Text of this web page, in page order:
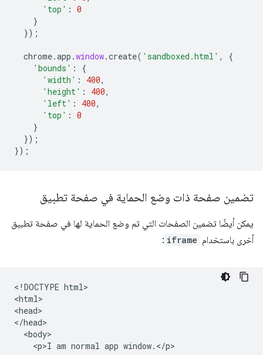
'top' : 0
}
});
chrome.app .window.create( 'sandboxed.html' ,
{
'bounds' :
{
'width' : 400,
'height' : 400,
'left' : 400,
'top' : 0
}
});
});
تضمين صفحة ذات وضع الحماية في صفحة تطبيق
يمكن أيضًا تضمين الصفحات التي تم وضع الحماية لها في صفحة تطبيق
أخرى باستخدام iframe
:
<!DOCTYPE html>
<html>
<head>
</head>
  <body>
    <p>I am normal app window.</p>